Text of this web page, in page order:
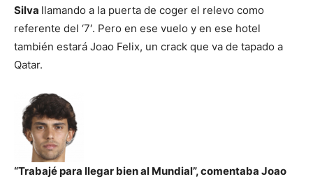
Silva llamando a la puerta de coger el relevo como
referente del ‘7′. Pero en ese vuelo y en ese hotel
también estará Joao Felix, un crack que va de tapado a
Qatar.
“Trabajé para llegar bien al Mundial”, comentaba Joao